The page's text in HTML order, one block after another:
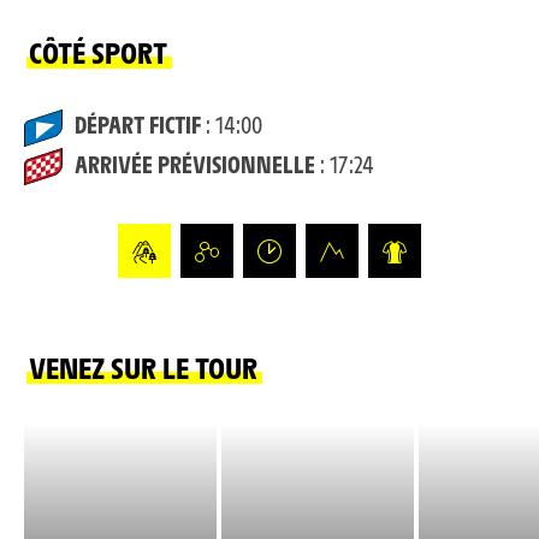
CÔTÉ SPORT
DÉPART FICTIF : 14:00
ARRIVÉE PRÉVISIONNELLE : 17:24
VENEZ SUR LE TOUR